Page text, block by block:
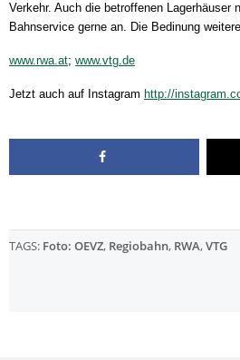
Verkehr. Auch die betroffenen Lagerhäuser
Bahnservice gerne an. Die Bedinung
www.rwa.at; www.vtg.de
Jetzt auch auf Instagram http://
TAGS: Foto: OEVZ, Regiobahn, RWA,VTG